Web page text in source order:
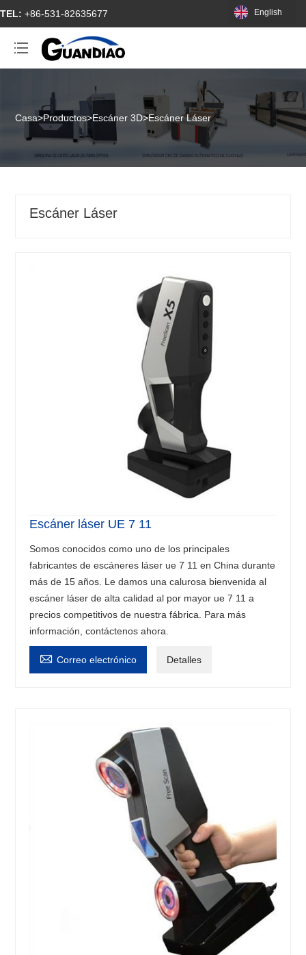
TEL: +86-531-82635677 English
Casa>Productos>Escáner 3D>Escáner Láser
Escáner Láser
Escáner láser UE 7 11
Somos conocidos como uno de los principales
fabricantes de escáneres láser ue 7 11 en China durante
más de 15 años. Le damos una calurosa bienvenida al
escáner láser de alta calidad al por mayor ue 7 11 a
precios competitivos de nuestra fábrica. Para más
información, contáctenos ahora.
 Correo electrónico Detalles